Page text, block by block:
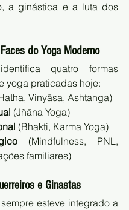
a ginástica e a luta dos
do Yoga Moderno
quatro formas
yoga praticadas hoje:
Vinyāsa, Ashtanga)
(Jñāna Yoga)
(Bhakti, Karma Yoga)
(Mindfulness, PNL,
familiares)
e Ginastas
esteve integrado a